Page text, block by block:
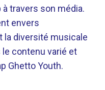
travers son média.
envers
la diversité musicale
contenu varié et
Ghetto Youth.